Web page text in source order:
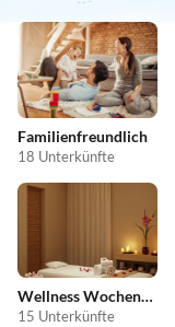
Familienfreundlich
18 Unterkünfte
Wellness Wochenende
15 Unterkünfte